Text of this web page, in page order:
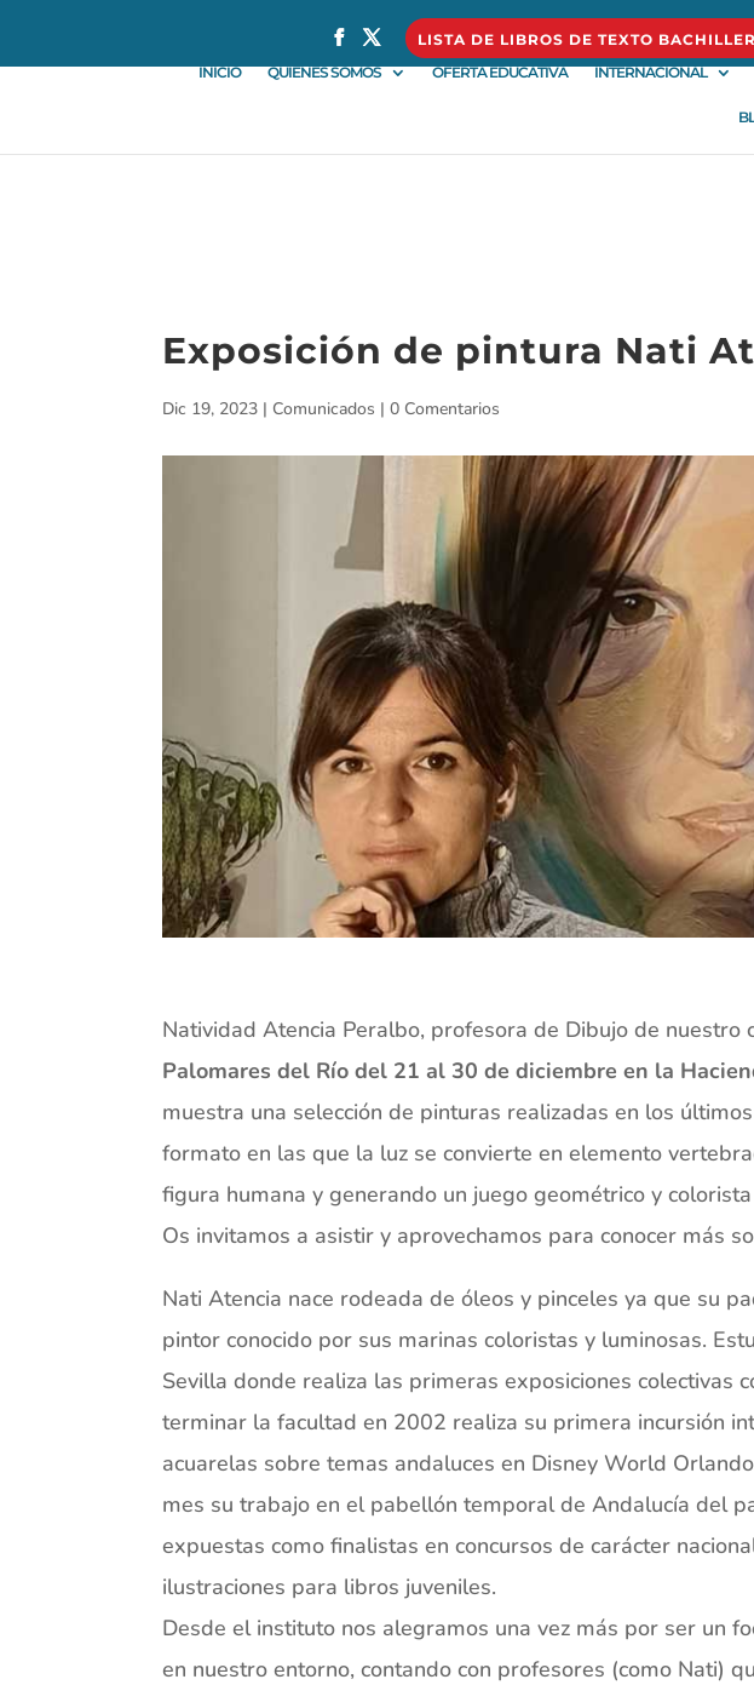
LISTA DE LIBROS DE TEXTO
INICIO
QUIÉNES SOMOS OFERTA EDUCATIVA INTERNACIONAL
Exposición de pintura Nati
Dic 19, 2023 | Comunicados |0 Comentarios
Natividad Atencia Peralbo, profesora de Dibujo de nuestro
Palomares del Río del 21 al 30 de diciembre en la
muestra una selección de pinturas realizadas en los
formato en las que la luz se convierte en elemento
figura humana y generando un juego geométrico y
Os invitamos a asistir y aprovechamos para conocer más
Nati Atencia nace rodeada de óleos y pinceles ya que su
pintor conocido por sus marinas coloristas y luminosas.
Sevilla donde realiza las primeras exposiciones colectivas
terminar la facultad en 2002 realiza su primera incursión
acuarelas sobre temas andaluces en Disney World
mes su trabajo en el pabellón temporal de Andalucía del
expuestas como finalistas en concursos de carácter
ilustraciones para libros juveniles.
Desde el instituto nos alegramos una vez más por ser un
en nuestro entorno, contando con profesores (como Nati)